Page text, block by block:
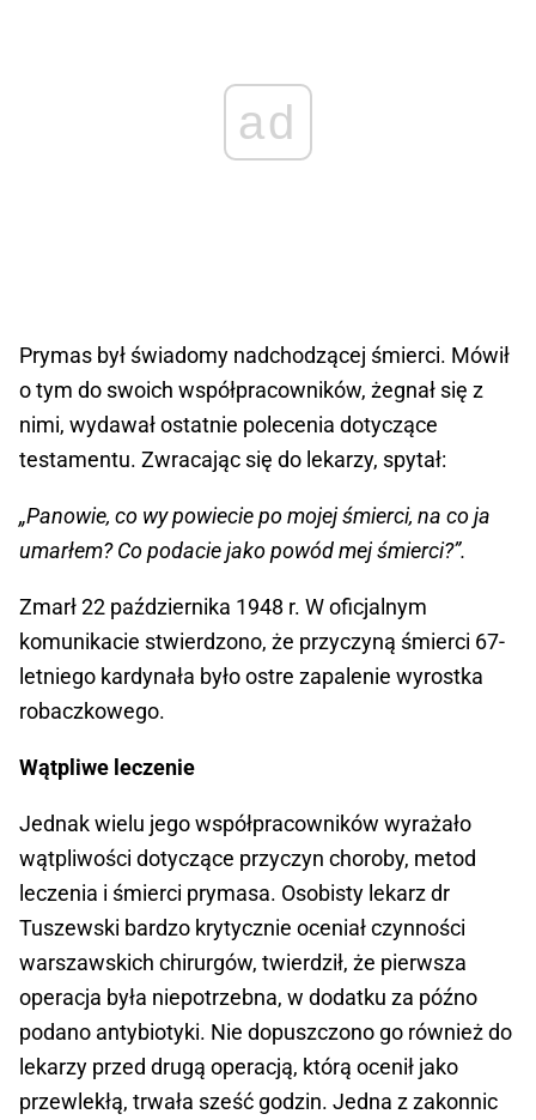
ad
Prymas był świadomy nadchodzącej śmierci. Mówił
o tym do swoich współpracowników, żegnał się z
nimi, wydawał ostatnie polecenia dotyczące
testamentu. Zwracając się do lekarzy, spytał:
„Panowie, co wy powiecie po mojej śmierci, na co ja
umarłem? Co podacie jako powód mej śmierci?”.
Zmarł 22 października 1948 r. W oficjalnym
komunikacie stwierdzono, że przyczyną śmierci 67-
letniego kardynała było ostre zapalenie wyrostka
robaczkowego.
Wątpliwe leczenie
Jednak wielu jego współpracowników wyrażało
wątpliwości dotyczące przyczyn choroby, metod
leczenia i śmierci prymasa. Osobisty lekarz dr
Tuszewski bardzo krytycznie oceniał czynności
warszawskich chirurgów, twierdził, że pierwsza
operacja była niepotrzebna, w dodatku za późno
podano antybiotyki. Nie dopuszczono go również do
lekarzy przed drugą operacją, którą ocenił jako
przewlekłą, trwała sześć godzin. Jedna z zakonnic